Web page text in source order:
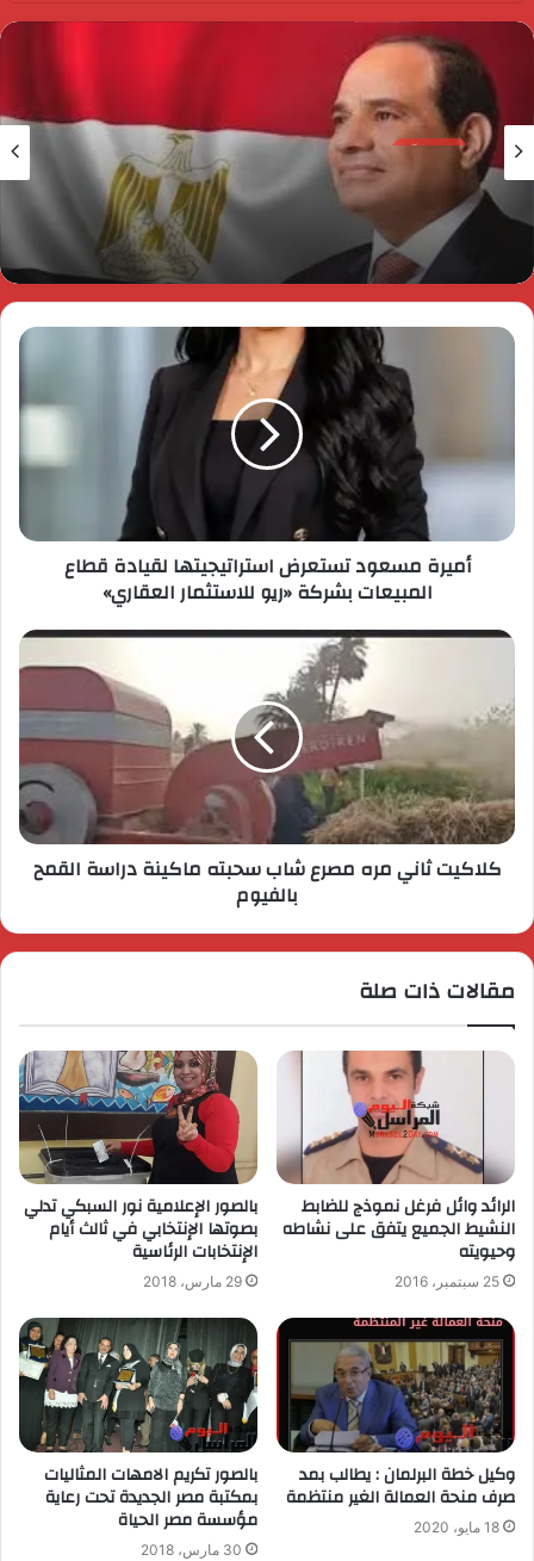
مصر الآن
3 يونيو، 2026
الرئيس السيسي يثمن دور القوات المسلحة في
التنمية وحماية الأمن القومي
أميرة مسعود تستعرض استراتيجيتها لقيادة قطاع
المبيعات بشركة «ريو للاستثمار العقاري»
كلاكيت ثاني مره مصرع شاب سحبته ماكينة دراسة القمح
بالفيوم
مقالات ذات صلة
الرائد وائل فرغل نموذج للضابط
النشيط الجميع يتفق على نشاطه
وحيويته
25 سبتمبر، 2016
بالصور الإعلامية نور السبكي تدلي
بصوتها الإنتخابي في ثالث أيام
الإنتخابات الرئاسية
29 مارس، 2018
وكيل خطة البرلمان : يطالب بمد
صرف منحة العمالة الغير منتظمة
18 مايو، 2020
بالصور تكريم الامهات المثاليات
بمكتبة مصر الجديدة تحت رعاية
مؤسسة مصر الحياة
30 مارس، 2018